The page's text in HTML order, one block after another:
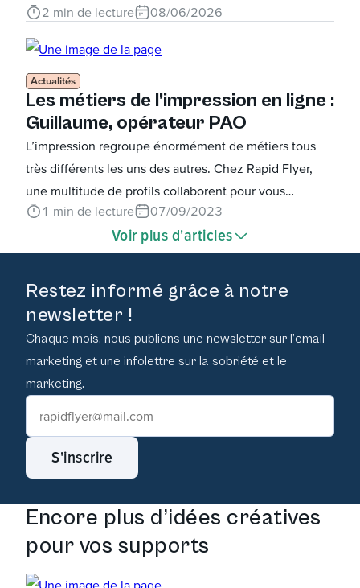
2 min de lecture 08/06/2026
Actualités
Les métiers de l’impression en ligne :
Guillaume, opérateur PAO
L’impression regroupe énormément de métiers tous
très différents les uns des autres. Chez Rapid Flyer,
une multitude de profils collaborent pour vous
proposer des supports de communication
personnalisés de qualité.
1 min de lecture 07/09/2023
Voir plus d'articles
Restez informé grâce à notre
newsletter !
Chaque mois, nous publions une newsletter sur l’email
marketing et une infolettre sur la sobriété et le
marketing.
S'inscrire
Encore plus d’idées créatives
pour vos supports